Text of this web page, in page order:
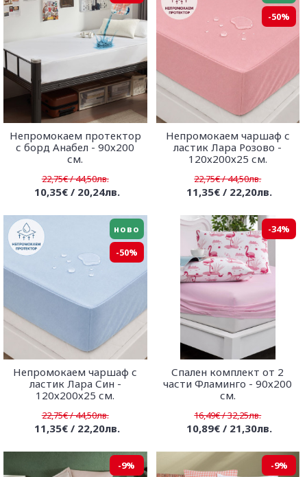
Непромокаем протектор
с борд Анабел - 90х200
см.
22,75€ / 44,50лв.
10,35€ / 20,24лв.
-50%
Непромокаем чаршаф с
ластик Лара Розово -
120х200х25 см.
22,75€ / 44,50лв.
11,35€ / 22,20лв.
ново
-50%
Непромокаем чаршаф с
ластик Лара Син -
120х200х25 см.
22,75€ / 44,50лв.
11,35€ / 22,20лв.
-34%
Спален комплект от 2
части Фламинго - 90х200
см.
16,49€ / 32,25лв.
10,89€ / 21,30лв.
-9% -9%